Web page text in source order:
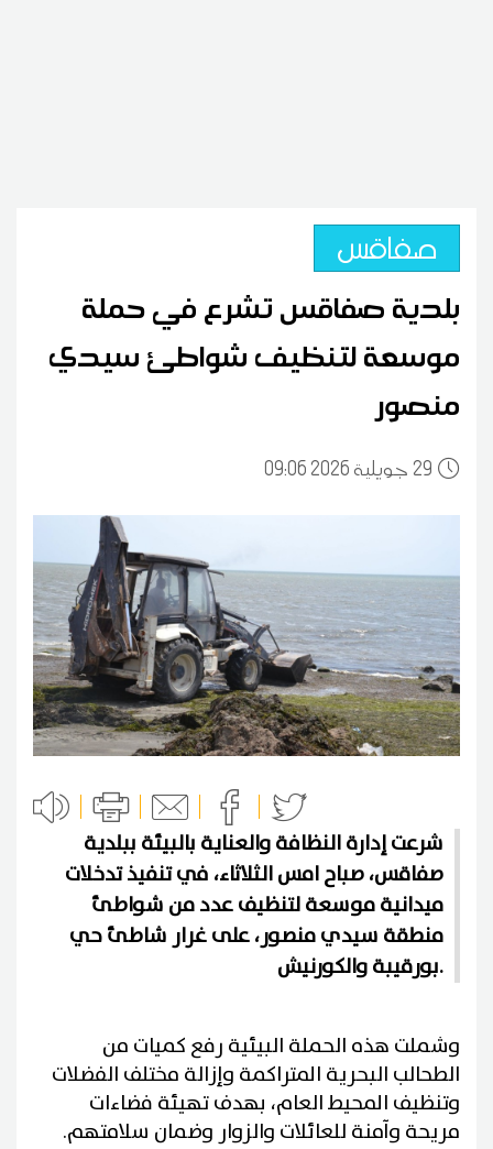
صفاقس
بلدية صفاقس تشرع في حملة
موسعة لتنظيف شواطئ سيدي
منصور
29 09:06 2026 جويلية
شرعت إدارة النظافة والعناية بالبيئة ببلدية
صفاقس، صباح امس الثلاثاء، في تنفيذ تدخلات
ميدانية موسعة لتنظيف عدد من شواطئ
منطقة سيدي منصور، على غرار شاطئ حي
بورقيبة والكورنيش.
وشملت هذه الحملة البيئية رفع كميات من
الطحالب البحرية المتراكمة وإزالة مختلف الفضلات
وتنظيف المحيط العام، بهدف تهيئة فضاءات
مريحة وآمنة للعائلات والزوار وضمان سلامتهم.